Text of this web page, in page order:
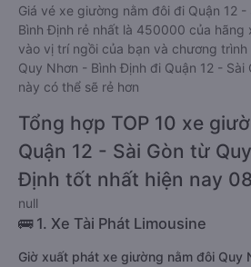
Giá vé xe giường nằm đôi đi Quận 12
Bình Định rẻ nhất là 450000 của hãng
vào vị trí ngồi của bạn và chương trình
Quy Nhơn - Bình Định đi Quận 12 - Sài
này có thể sẽ rẻ hơn
Tổng hợp TOP 10 xe
Quận 12 - Sài Gòn từ
Định tốt nhất hiện nay
null
🚌 1. Xe Tài Phát Limousine
Giờ xuất phát xe giường nằm đôi Quy